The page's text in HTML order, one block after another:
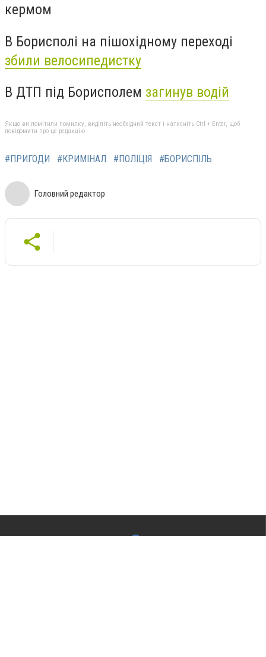
кермом
В Борисполі на пішохідному переході
збили велосипедистку
В ДТП під Борисполем загинув водій
Якщо ви помітили помилку, виділіть необхідний текст і натисніть Ctrl + Enter, щоб
повідомити про це редакцію
#ПРИГОДИ #КРИМІНАЛ #ПОЛІЦІЯ #БОРИСПІЛЬ
Головний редактор